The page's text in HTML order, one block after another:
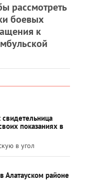
рассмотреть
боевых
к
свидетельница
показаниях в
в угол
Алатауском районе